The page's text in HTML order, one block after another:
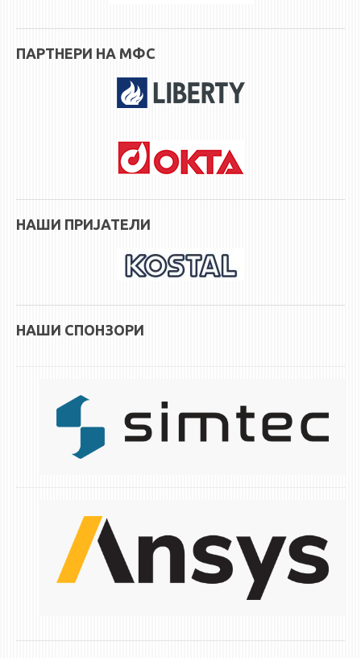
ПАРТНЕРИ НА МФС
НАШИ ПРИЈАТЕЛИ
НАШИ СПОНЗОРИ